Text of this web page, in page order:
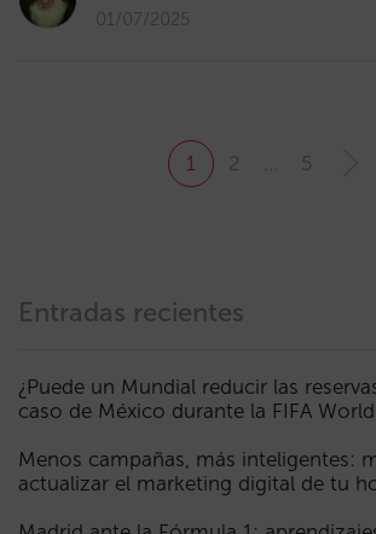
01/07/2025
1 2 5
Entradas recientes
¿Puede un Mundial reducir las
caso de México durante la FIFA
Menos campañas, más inteligentes:
actualizar el marketing digital de tu